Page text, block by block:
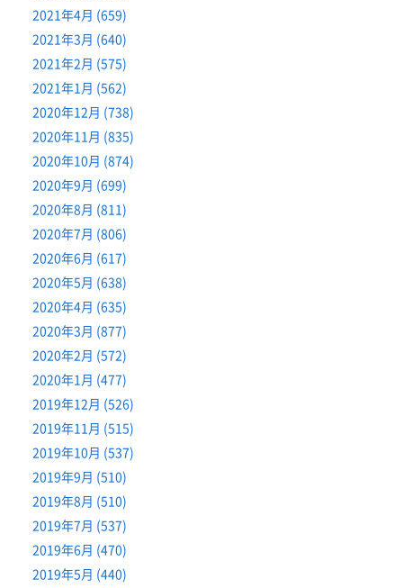
2021年4月 (659)
2021年3月 (640)
2021年2月 (575)
2021年1月 (562)
2020年12月 (738)
2020年11月 (835)
2020年10月 (874)
2020年9月 (699)
2020年8月 (811)
2020年7月 (806)
2020年6月 (617)
2020年5月 (638)
2020年4月 (635)
2020年3月 (877)
2020年2月 (572)
2020年1月 (477)
2019年12月 (526)
2019年11月 (515)
2019年10月 (537)
2019年9月 (510)
2019年8月 (510)
2019年7月 (537)
2019年6月 (470)
2019年5月 (440)